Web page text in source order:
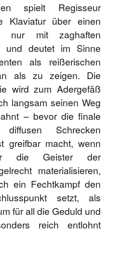
spielt Regisseur
Klaviatur über einen
nur mit zaghaften
und deutet im Sinne
als reißerischen
als zu zeigen. Die
wird zum Adergefäß
langsam seinen Weg
– bevor die finale
Schrecken
greifbar macht, wenn
die Geister der
materialisieren,
ein Fechtkampf den
setzt, als
für all die Geduld und
reich entlohnt